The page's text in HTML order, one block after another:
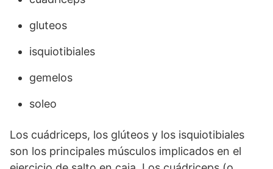
gluteos
isquiotibiales
gemelos
soleo
Los cuádriceps, los glúteos y los isquiotibiales
son los principales músculos implicados en el